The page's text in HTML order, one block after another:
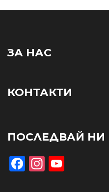
ЗА НАС
КОНТАКТИ
ПОСЛЕДВАЙ НИ
Facebook
Instagram